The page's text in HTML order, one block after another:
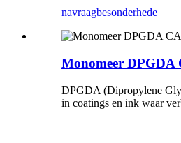
navraagbesonderhede
Monomeer DPGDA
DPGDA (Dipropylene
in coatings en ink waar